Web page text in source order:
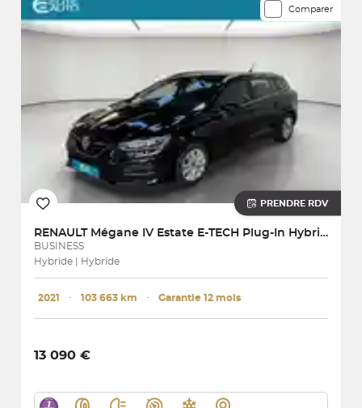
Comparer
PRENDRE RDV
RENAULT Mégane IV Estate E-TECH Plug-In Hybride 160
BUSINESS
Hybride | Hybride
2021 ･ 103 663 km ･ Garantie 12 mois
13 090 €